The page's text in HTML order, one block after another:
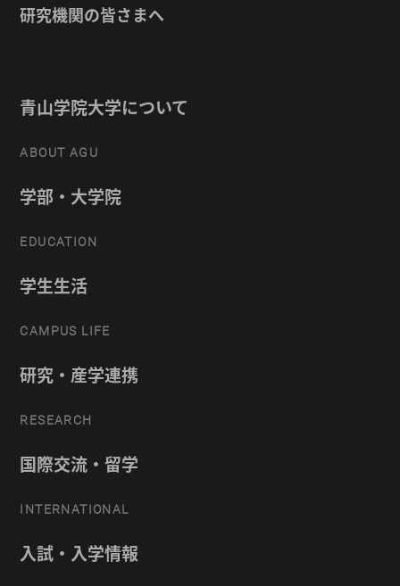
研究機関の皆さまへ
青山学院大学について
ABOUT AGU
学部・大学院
EDUCATION
学生生活
CAMPUS LIFE
研究・産学連携
RESEARCH
国際交流・留学
INTERNATIONAL
入試・入学情報